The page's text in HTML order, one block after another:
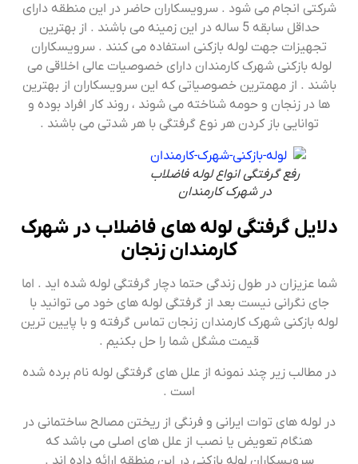
شرکتی انجام می شود . سرویسکاران حاضر در این منطقه دارای
حداقل سابقه 5 ساله در این زمینه می باشند . از بهترین
تجهیزات جهت لوله بازکنی استفاده می کنند . سرویسکاران
لوله بازکنی شهرک کارمندان دارای خصوصیات عالی اخلاقی می
باشند . از مهمترین خصوصیاتی که این سرویسکاران از بهترین
ها در زنجان و حومه شناخته می شوند ، روند کار افراد بوده و
توانایی باز کردن هر نوع گرفتگی با هر شدتی می باشند .
رفع گرفتگی انواع لوله فاضلاب
در شهرک کارمندان
دلایل گرفتگی لوله های فاضلاب در شهرک
کارمندان زنجان
شما عزیزان در طول زندگی حتما دچار گرفتگی لوله شده اید . اما
جای نگرانی نیست بعد از گرفتگی لوله های خود می توانید با
لوله بازکنی شهرک کارمندان زنجان تماس گرفته و با پایین ترین
قیمت مشگل شما را حل بکنیم .
در مطالب زیر چند نمونه از علل های گرفتگی لوله نام برده شده
است .
در لوله های توات ایرانی و فرنگی از ریختن مصالح ساختمانی در
هنگام تعویض یا نصب از علل های اصلی می باشد که